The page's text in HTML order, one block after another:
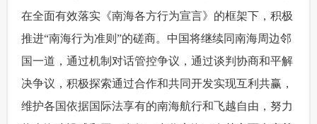
在全面有效落实《南海各方行为宣言》的框架下，积极
推进“南海行为准则”的磋商。中国将继续同南海周边邻
国一道，通过机制对话管控争议，通过谈判协商和平解
决争议，积极探索通过合作和共同开发实现互利共赢，
维护各国依据国际法享有的南海航行和飞越自由，努力